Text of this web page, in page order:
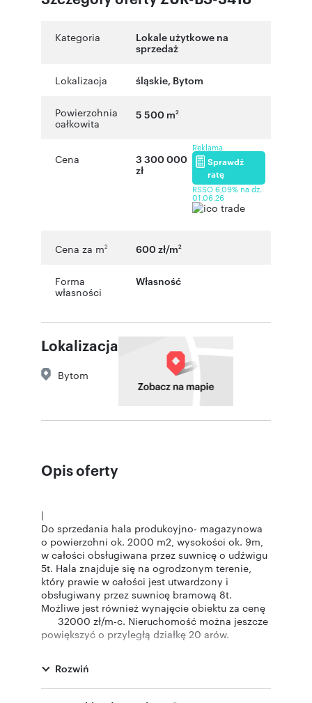
Kategoria
Lokale użytkowe na
sprzedaż
Lokalizacja śląskie, Bytom
Powierzchnia
całkowita
5 500 m2
Cena
3 300 000
zł
Reklama
Sprawdź
ratę
RSSO 6,09% na dz.
01.06.26
Cena za m2 600 zł/m2
Forma
własności
Własność
Lokalizacja
Bytom
Opis oferty
|
Do sprzedania hala produkcyjno- magazynowa
o powierzchni ok. 2000 m2, wysokości ok. 9m,
w całości obsługiwana przez suwnicę o udźwigu
5t. Hala znajduje się na ogrodzonym terenie,
który prawie w całości jest utwardzony i
obsługiwany przez suwnicę bramową 8t.
Możliwe jest również wynajęcie obiektu za cenę
32000 zł/m-c. Nieruchomość można jeszcze
powiększyć o przyległą działkę 20 arów.
::KONTAKT DO AGENTA |
Tomasz Cisiński |
Rozwiń